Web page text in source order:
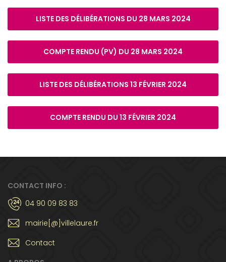
LISTE DES DÉLIBÉRATIONS DU 28 MARS 2024
COMPTE RENDU (PV) DU 28 MARS 2024
LISTE DES DÉLIBÉRATIONS 13 FÉVRIER 2024
COMPTE RENDU DU 13 FÉVRIER 2024
CONTACT INFO :
04 90 09 83 83
mairie[@]villelaure.fr
Contact